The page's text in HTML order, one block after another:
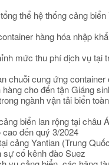
thể hệ thống cảng
hàng hóa nhập
mức thu phí dịch vụ tại
chuỗi cung ứng
cho đến tận Giáng
ngành vận tải biển
biển lan rộng tại châu
đến quý 3/2024
cảng Yantian (Trung
sự cố kênh đào Suez